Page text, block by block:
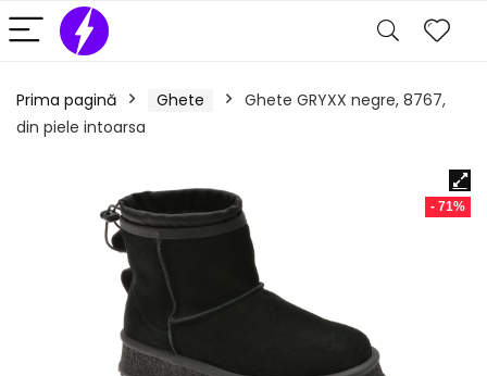
Prima pagină Ghete
Ghete GRYXX negre, 8767,
din piele intoarsa
- 71%